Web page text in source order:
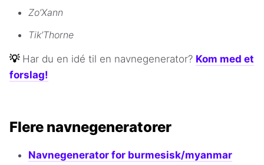
Zo’Xann
Tik’Thorne
💡 Har du en idé til en navnegenerator? Kom med et
forslag!
Flere navnegeneratorer
Navnegenerator for burmesisk/myanmar